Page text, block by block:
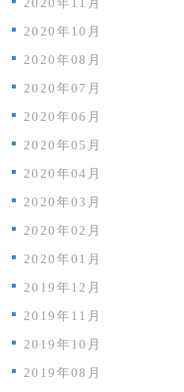
2020年11月
2020年10月
2020年08月
2020年07月
2020年06月
2020年05月
2020年04月
2020年03月
2020年02月
2020年01月
2019年12月
2019年11月
2019年10月
2019年08月